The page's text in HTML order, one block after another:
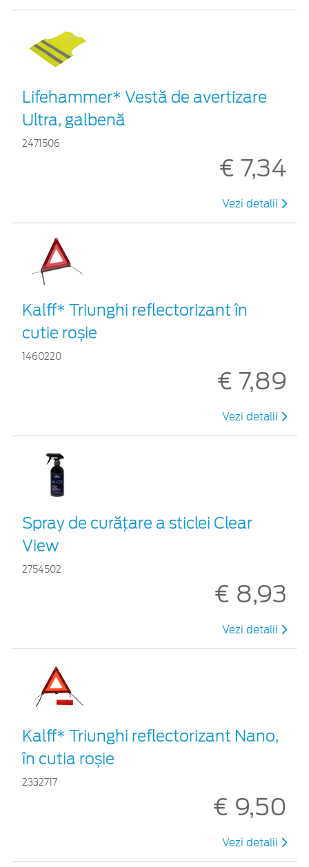
Lifehammer* Vestă de avertizare
Ultra, galbenă
2471506
€ 7,34
Vezi detalii
Kalff* Triunghi reflectorizant în
cutie roșie
1460220
€ 7,89
Vezi detalii
Spray de curățare a sticlei Clear
View
2754502
€ 8,93
Vezi detalii
Kalff* Triunghi reflectorizant Nano,
în cutia roșie
2332717
€ 9,50
Vezi detalii